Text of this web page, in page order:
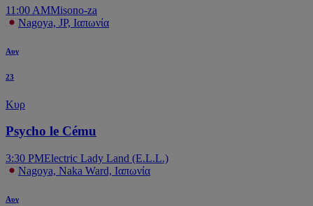
11:00 AMMisono-za
Nagoya, JP, Ιαπωνία
Αυγ
23
Κυρ
Psycho le Cému
3:30 PMElectric Lady Land (E.L.L.)
Nagoya, Naka Ward, Ιαπωνία
Αυγ